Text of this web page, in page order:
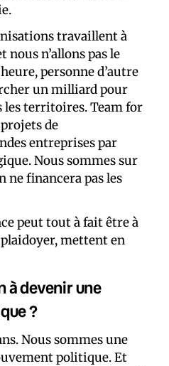
travaillent à
n’allons pas le
personne d’autre
un milliard pour
territoires. Team for
de
entreprises par
Nous sommes sur
ne financera pas les
peut tout à fait être à
mettent en
à devenir une
?
Nous sommes une
politique. Et